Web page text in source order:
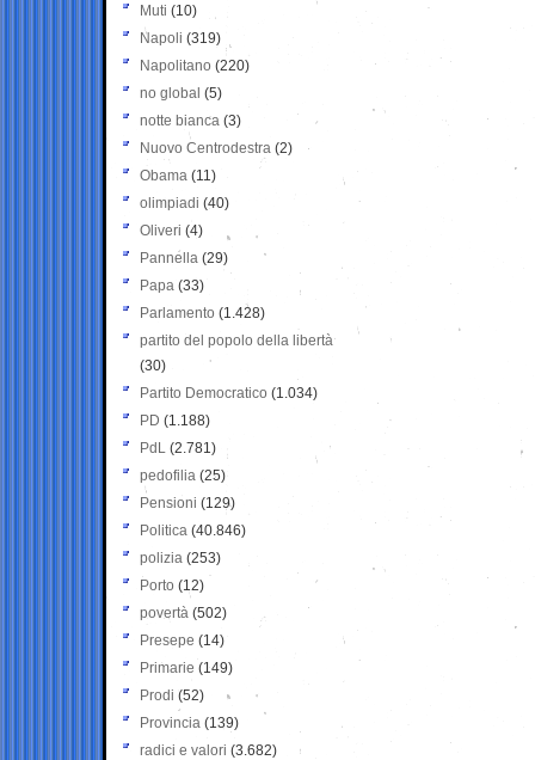
Muti (10)
Napoli (319)
Napolitano (220)
no global (5)
notte bianca (3)
Nuovo Centrodestra (2)
Obama (11)
olimpiadi (40)
Oliveri (4)
Pannella (29)
Papa (33)
Parlamento (1.428)
partito del popolo della libertà
(30)
Partito Democratico (1.034)
PD (1.188)
PdL (2.781)
pedofilia (25)
Pensioni (129)
Politica (40.846)
polizia (253)
Porto (12)
povertà (502)
Presepe (14)
Primarie (149)
Prodi (52)
Provincia (139)
radici e valori (3.682)